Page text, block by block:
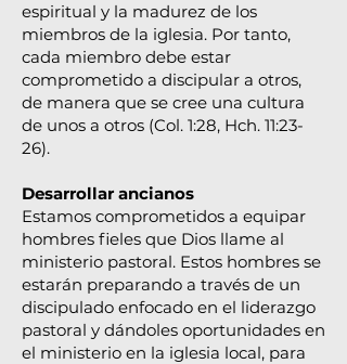
espiritual y la madurez de los
miembros de la iglesia. Por tanto,
cada miembro debe estar
comprometido a discipular a otros,
de manera que se cree una cultura
de unos a otros (Col. 1:28, Hch. 11:23-
26).
Desarrollar ancianos
Estamos comprometidos a equipar
hombres fieles que Dios llame al
ministerio pastoral. Estos hombres se
estarán preparando a través de un
discipulado enfocado en el liderazgo
pastoral y dándoles oportunidades en
el ministerio en la iglesia local, para